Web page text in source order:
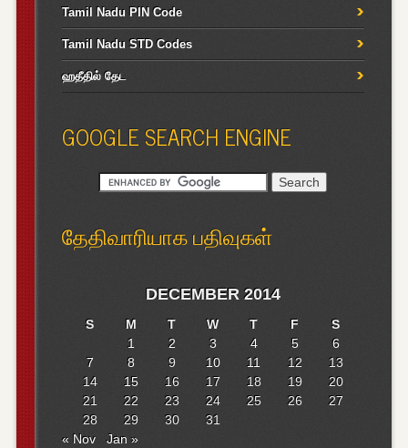
Tamil Nadu PIN Code
Tamil Nadu STD Codes
ஹதீதில் தேட
GOOGLE SEARCH ENGINE
தேதிவாரியாக பதிவுகள்
DECEMBER 2014
S M T W T F
S
1
2 3 4 5
6
7
8 9 10 11 12
13
14
15 16 17 18 19
20
21
22 23 24 25 26
27
28
29 30
31
« Nov
Jan »